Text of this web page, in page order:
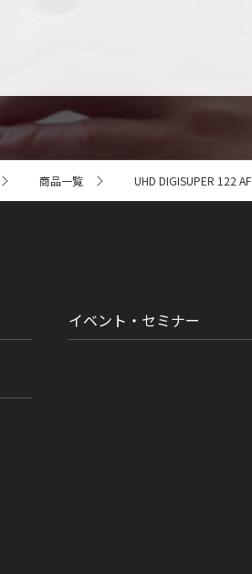
商品一覧 UHD DIGISUPER 122 AF
イベント・セミナー